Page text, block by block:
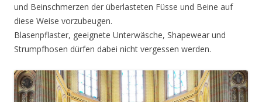
und Beinschmerzen der überlasteten Füsse und Beine auf
diese Weise vorzubeugen.
Blasenpflaster, geeignete Unterwäsche, Shapewear und
Strumpfhosen dürfen dabei nicht vergessen werden.